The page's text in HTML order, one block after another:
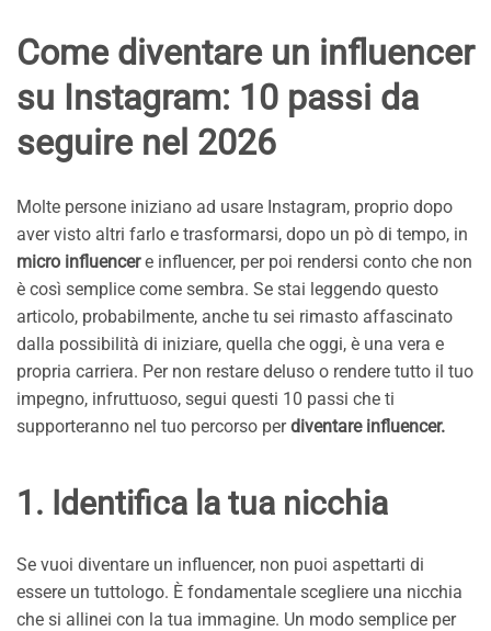
Come diventare un influencer
su Instagram: 10 passi da
seguire nel 2026
Molte persone iniziano ad usare Instagram, proprio dopo
aver visto altri farlo e trasformarsi, dopo un pò di tempo, in
micro influencere influencer, per poi rendersi conto che non
è così semplice come sembra. Se stai leggendo questo
articolo, probabilmente, anche tu sei rimasto affascinato
dalla possibilità di iniziare, quella che oggi, è una vera e
propria carriera. Per non restare deluso o rendere tutto il tuo
impegno, infruttuoso, segui questi 10 passi che ti
supporteranno nel tuo percorso perdiventare influencer.
1. Identifica la tua nicchia
Se vuoi diventare un influencer, non puoi aspettarti di
essere un tuttologo. È fondamentale scegliere una nicchia
che si allinei con la tua immagine. Un modo semplice per